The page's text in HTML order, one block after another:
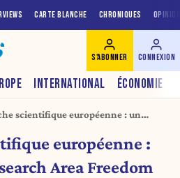
CARTE BLANCHE CHRONIQUES
INTERNATIONAL ÉCONOMIE
S'ABONNER CONNEXION
scientifique européenne : un
européenne :
Area Freedom